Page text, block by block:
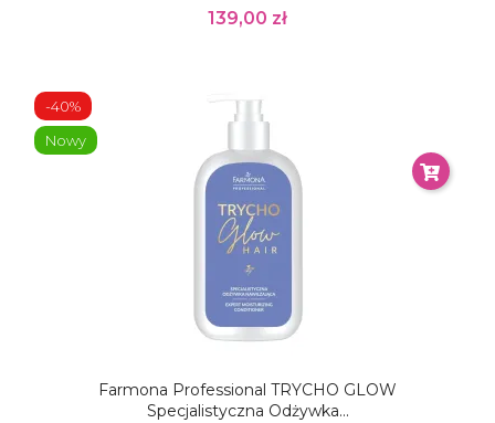
139,00 zł
Farmona Professional TRYCHO GLOW
Specjalistyczna Odżywka...
-40%
Nowy